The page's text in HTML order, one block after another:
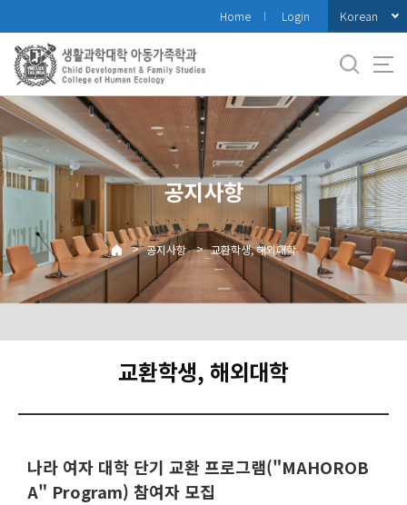
로
메
뉴
Home Login Korean
공지사항
> 공지사항 > 교환학생, 해외대학
교환학생, 해외대학
나라 여자 대학 단기 교환 프로그램("MAHOROB
A" Program) 참여자 모집